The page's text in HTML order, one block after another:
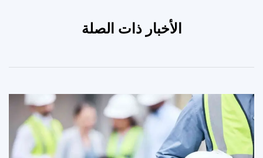
الأخبار ذات الصلة